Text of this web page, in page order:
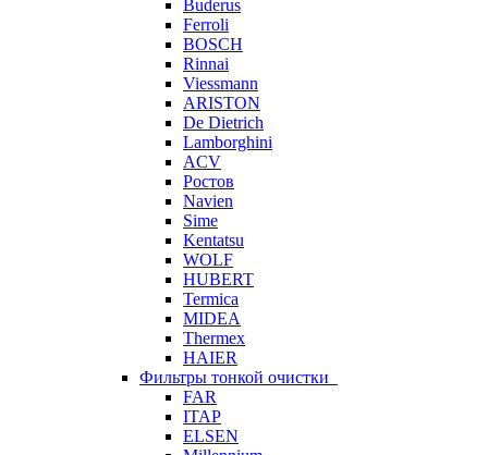
Buderus
Ferroli
BOSCH
Rinnai
Viessmann
ARISTON
De Dietrich
Lamborghini
ACV
Ростов
Navien
Sime
Kentatsu
WOLF
HUBERT
Termica
MIDEA
Thermex
HAIER
Фильтры тонкой очистки
FAR
ITAP
ELSEN